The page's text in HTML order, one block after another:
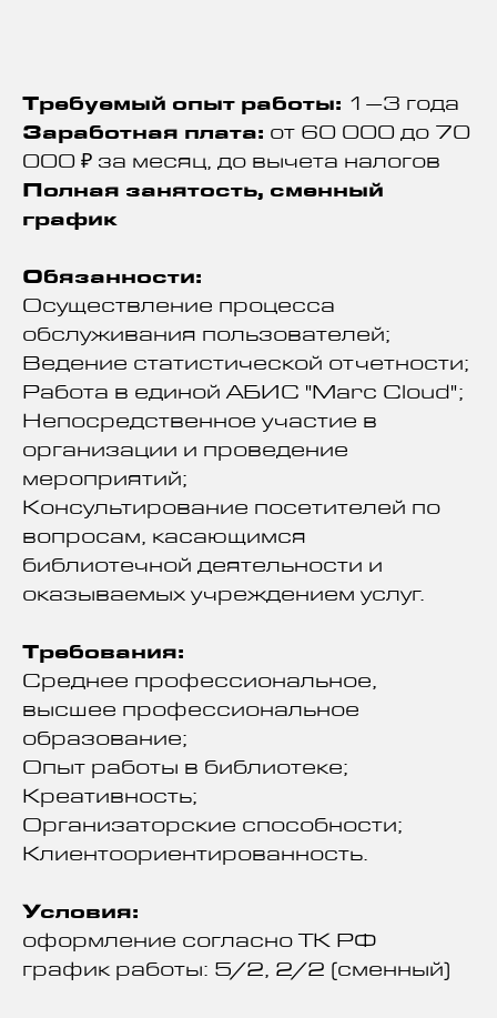
Требуемый опыт работы: 1–3 года
Заработная плата: от 60 000 до 70
000 ₽ за месяц, до вычета налогов
Полная занятость, сменный
график
Обязанности:
Осуществление процесса
обслуживания пользователей;
Ведение статистической отчетности;
Работа в единой АБИС "Marc Cloud";
Непосредственное участие в
организации и проведение
мероприятий;
Консультирование посетителей по
вопросам, касающимся
библиотечной деятельности и
оказываемых учреждением услуг.
Требования:
Среднее профессиональное,
высшее профессиональное
образование;
Опыт работы в библиотеке;
Креативность;
Организаторские способности;
Клиентоориентированность.
Условия:
оформление согласно ТК РФ
график работы: 5/2, 2/2 (сменный)